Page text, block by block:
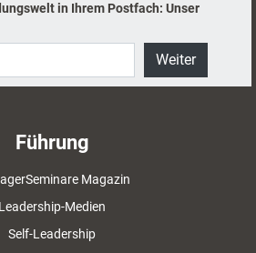
in Ihrem Postfach: Unser
Weiter
Führung
Magazin
Leadership-Medien
Self-Leadership